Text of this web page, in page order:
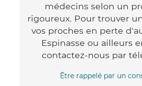
médecins selon un
rigoureux. Pour trouver
vos proches en perte
Espinasse ou ailleurs
contactez-nous par
Être rappelé par un